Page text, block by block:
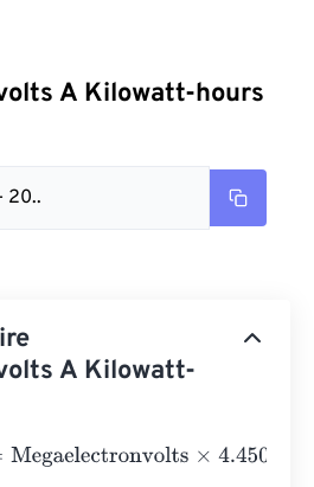
A Kilowatt-hours
20..
A Kilowatt-
×4.4505e 20